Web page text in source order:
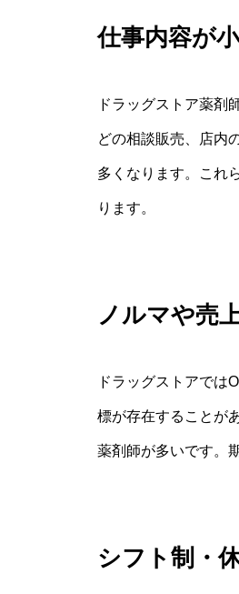
仕事内容が
ドラッグストア薬剤
どの相談販売、店内
多くなります。これ
ります。
ノルマや売
ドラッグストアでは
標が存在することが
薬剤師が多いです。
シフト制・